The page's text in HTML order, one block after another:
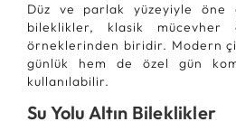
Düz ve parlak yüzeyiyle öne
bileklikler, klasik mücevher
örneklerinden biridir. Modern
günlük hem de özel gün
kullanılabilir.
Su Yolu Altın Bileklikler